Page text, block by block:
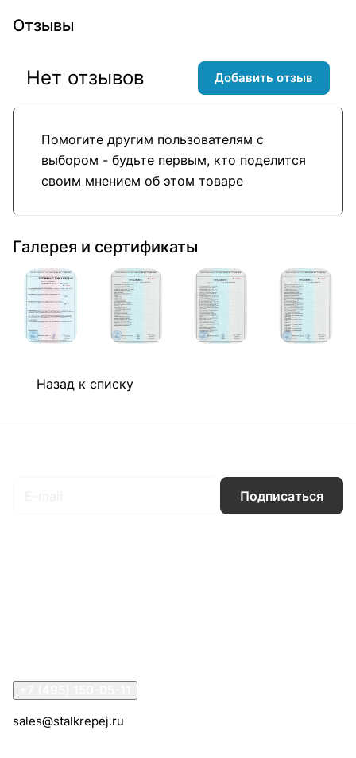
Отзывы
Помогите другим пользователям с
выбором - будьте первым, кто поделится
своим мнением об этом товаре
Нет отзывов Добавить отзыв
Галерея и сертификаты
Назад к списку
Подписаться
sales@stalkrepej.ru